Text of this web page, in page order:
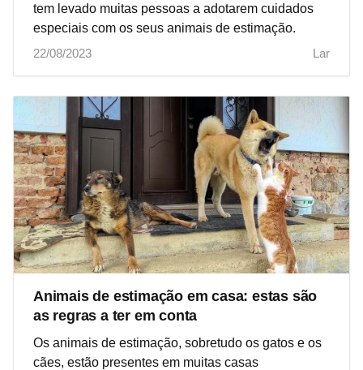
tem levado muitas pessoas a adotarem cuidados
especiais com os seus animais de estimação.
22/08/2023
Lar
Animais de estimação em casa: estas são
as regras a ter em conta
Os animais de estimação, sobretudo os gatos e os
cães, estão presentes em muitas casas